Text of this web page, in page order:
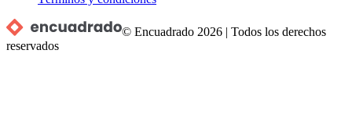
© Encuadrado 2026 |Todos los derechos
reservados